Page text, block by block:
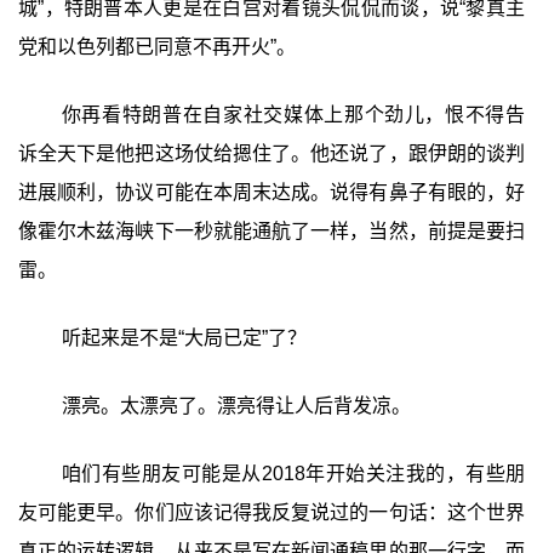
城”，特朗普本人更是在白宫对着镜头侃侃而谈，说“黎真主
党和以色列都已同意不再开火”。
你再看特朗普在自家社交媒体上那个劲儿，恨不得告
诉全天下是他把这场仗给摁住了。他还说了，跟伊朗的谈判
进展顺利，协议可能在本周末达成。说得有鼻子有眼的，好
像霍尔木兹海峡下一秒就能通航了一样，当然，前提是要扫
雷。
听起来是不是“大局已定”了？
漂亮。太漂亮了。漂亮得让人后背发凉。
咱们有些朋友可能是从2018年开始关注我的，有些朋
友可能更早。你们应该记得我反复说过的一句话：这个世界